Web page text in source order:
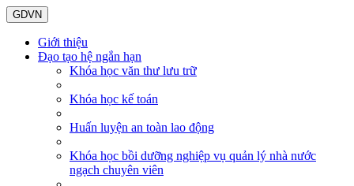
GDVN
Giới thiệu
Đạo tạo hệ ngắn hạn
Khóa học văn thư lưu trữ
Khóa học kế toán
Huấn luyện an toàn lao động
Khóa học bồi dưỡng nghiệp vụ quản lý nhà nước
ngạch chuyên viên